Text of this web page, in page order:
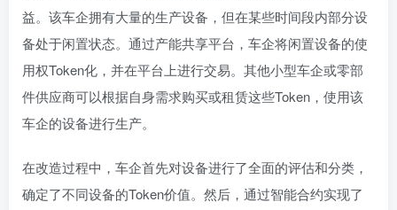
益。该车企拥有大量的生产设备，但在某些时间段内部分设
备处于闲置状态。通过产能共享平台，车企将闲置设备的使
用权Token化，并在平台上进行交易。其他小型车企或零部
件供应商可以根据自身需求购买或租赁这些Token，使用该
车企的设备进行生产。
在改造过程中，车企首先对设备进行了全面的评估和分类，
确定了不同设备的Token价值。然后，通过智能合约实现了